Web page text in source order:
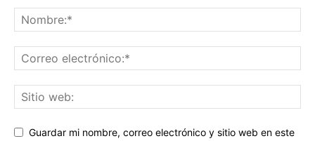
Guardar mi nombre, correo electrónico y sitio web en este